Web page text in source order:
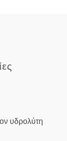
υδρολύτη